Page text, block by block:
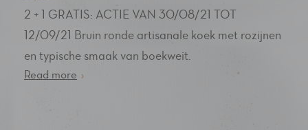
2 + 1 GRATIS: ACTIE VAN 30/08/21 TOT
12/09/21 Bruin ronde artisanale koek met rozijnen
en typische smaak van boekweit.
›
Read more